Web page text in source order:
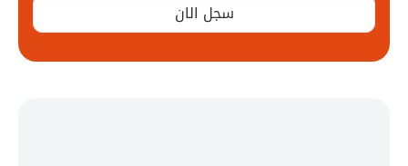
سجل الان